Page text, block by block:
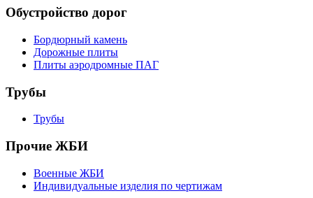
Обустройство дорог
Бордюрный камень
Дорожные плиты
Плиты аэродромные ПАГ
Трубы
Трубы
Прочие ЖБИ
Военные ЖБИ
Индивидуальные изделия по чертижам